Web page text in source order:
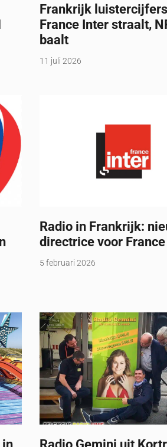
Frankrijk
France Inter straalt,
baalt
11 juli 2026
Radio in Frankrijk:
directrice voor
5 februari 2026
in
Radio Gemini uit